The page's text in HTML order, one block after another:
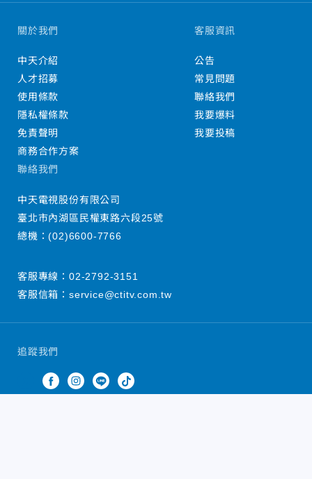
追蹤我們
關於我們
中天介紹
人才招募
使用條款
隱私權條款
免責聲明
商務合作方案
客服資訊
公告
常見問題
聯絡我們
我要爆料
我要投稿
聯絡我們
中天電視股份有限公司
臺北市內湖區民權東路六段25號
總機：(02)6600-7766
客服專線： 02-2792-3151
客服信箱： service@ctitv.com.tw